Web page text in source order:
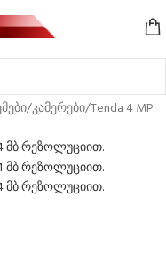
/კამერები/Tenda 4 MP